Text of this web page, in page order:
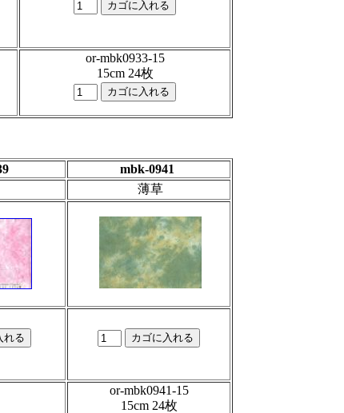
or-mbk0933-15
15cm 24枚
mbk-0941
薄草
or-mbk0941-15
15cm 24枚